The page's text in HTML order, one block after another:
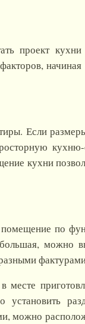
проект
Если
кухни
по
можно
можно